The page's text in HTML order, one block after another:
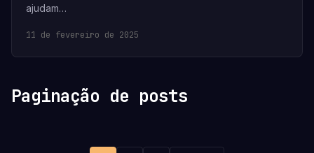
ajudam…
11 de fevereiro de 2025
Paginação de posts